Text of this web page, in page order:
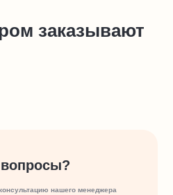
заказывают
нашего менеджера